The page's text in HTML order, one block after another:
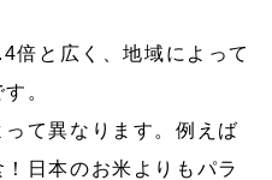
倍と広く、地域によって
。
て異なります。例えば
日本のお米よりもパラ